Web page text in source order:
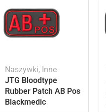
Naszywki, Inne
JTG Bloodtype
Rubber Patch AB Pos
Blackmedic